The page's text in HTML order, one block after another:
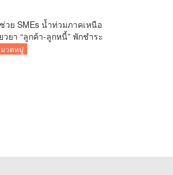
วย SMEs น้ำท่วมภาคเหนือ
ยวยา “ลูกค้า-ลูกหนี้” พักชำระ
มเนียม-ค่างวด
วดหมู่